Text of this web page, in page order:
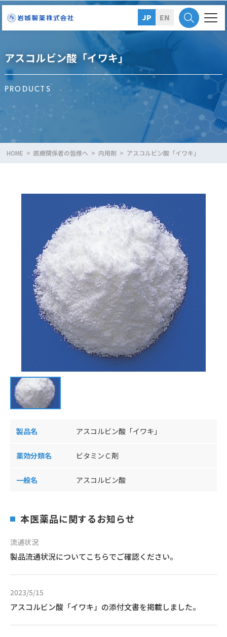
JP EN
アスコルビン酸「イワキ」
PRODUCTS
HOME 医療関係者の皆様へ 内用剤 アスコルビン酸「イワキ」
製品名 アスコルビン酸「イワキ」
薬効分類名 ビタミンＣ剤
一般名 アスコルビン酸
本医薬品に関するお知らせ
流通状況
製品流通状況についてこちらでご確認ください。
2023/5/15
アスコルビン酸「イワキ」の添付文書を掲載しました。